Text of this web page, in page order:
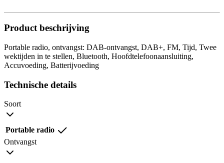
Product beschrijving
Portable radio, ontvangst: DAB-ontvangst, DAB+, FM, Tijd, Twee
wektijden in te stellen, Bluetooth, Hoofdtelefoonaansluiting,
Accuvoeding, Batterijvoeding
Technische details
Soort
Portable radio
Ontvangst